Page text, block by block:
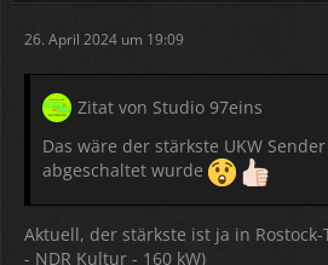
26. April 2024 um 19:09
Zitat von Studio 97eins
Das wäre der stärkste UKW
abgeschaltet wurde
Aktuell, der stärkste ist ja in
- NDR Kultur - 160 kW)